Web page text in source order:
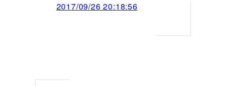
2017/09/26 20:18:56